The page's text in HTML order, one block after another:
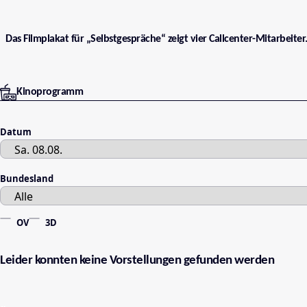
Das Filmplakat für „Selbstgespräche“ zeigt vier Callcenter-Mitarbeiter.
Kinoprogramm
Datum
Bundesland
OV 3D
Leider konnten keine Vorstellungen gefunden werden